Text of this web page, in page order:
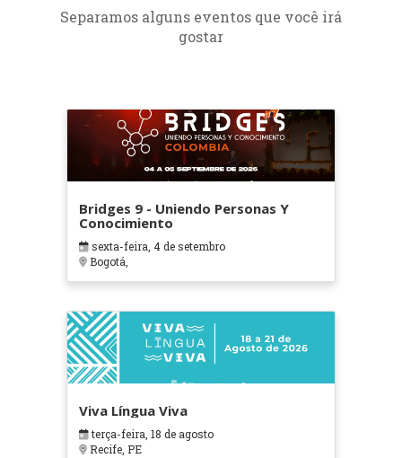
Separamos alguns eventos que você irá
gostar
Bridges 9 - Uniendo Personas Y
Conocimiento
sexta-feira, 4 de setembro
Bogotá,
Viva Língua Viva
terça-feira, 18 de agosto
Recife, PE